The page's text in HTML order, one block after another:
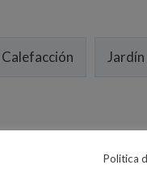
Calefacción Jardín
Politica